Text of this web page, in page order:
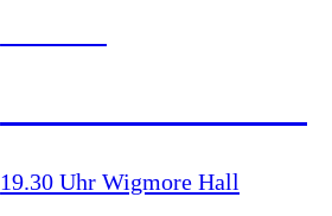
19.30 Uhr Wigmore Hall